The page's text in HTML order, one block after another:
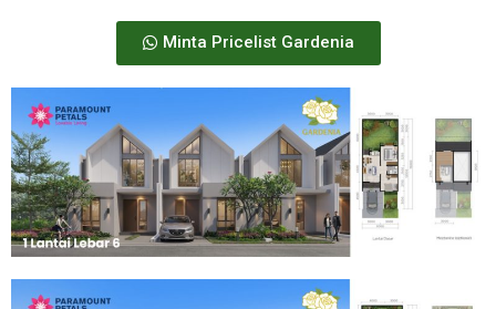
Minta Pricelist Gardenia